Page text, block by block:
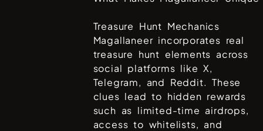
Treasure Hunt Mechanics
Magallaneer incorporates real
treasure hunt elements across
social platforms like X,
Telegram, and Reddit. These
clues lead to hidden rewards
such as limited-time airdrops,
access to whitelists, and